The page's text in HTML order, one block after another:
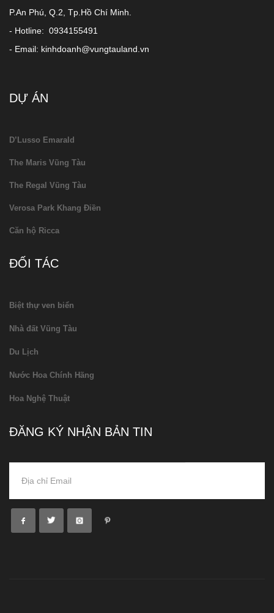
P.An Phú, Q.2, Tp.Hồ Chí Minh.
- Hotline: 0934155491
- Email: kinhdoanh@vungtauland.vn
DỰ ÁN
D’Lusso Emarald
The Maris Vũng Tàu
The Regal Vũng Tàu
Verosa Park Khang Điền
Căn hộ Ricca
ĐỐI TÁC
Biệt thự ven biển
Nhà đất Vũng Tàu
Du Lịch
Nước Hoa Chính Hãng
Hoa Nghệ Thuật
ĐĂNG KÝ NHẬN BẢN TIN